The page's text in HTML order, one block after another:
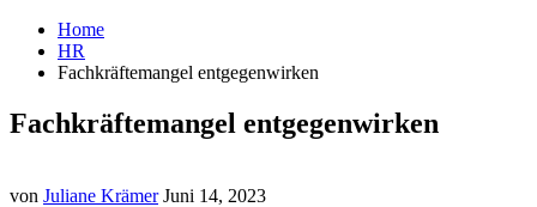
Home
HR
Fachkräftemangel entgegenwirken
Fachkräftemangel entgegenwirken
von Juliane Krämer Juni 14, 2023